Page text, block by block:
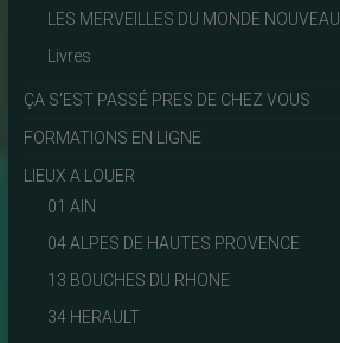
LES MERVEILLES DU MONDE NOUVEAU
Livres
ÇA S'EST PASSÉ PRES DE CHEZ VOUS
FORMATIONS EN LIGNE
LIEUX A LOUER
01 AIN
04 ALPES DE HAUTES PROVENCE
13 BOUCHES DU RHONE
34 HERAULT